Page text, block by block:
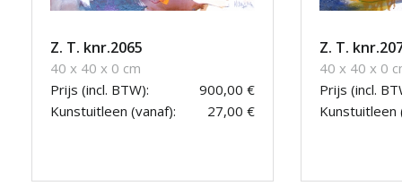
Z. T. knr.2065
40 x 40 x 0 cm
Prijs (incl. BTW):
900,00 €
Kunstuitleen (vanaf):
27,00 €
Z. T.
40 x 40 x 0
Prijs (incl.
Kunstuitleen